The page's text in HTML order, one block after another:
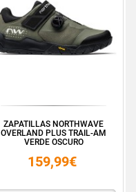
ZAPATILLAS NORTHWAVE
OVERLAND PLUS TRAIL-AM
VERDE OSCURO
159,99€